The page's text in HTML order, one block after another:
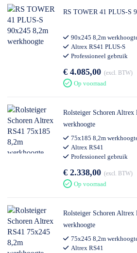
RS TOWER 41 PLUS-S
90x245 8,2m
Altrex RS41 PLUS-S
Professioneel gebruik
€ 4.085,00 excl. BTW
Op voorraad
Rolsteiger Schoren Altrex
werkhoogte
75x185 8,2m
Altrex RS41
Professioneel gebruik
€ 2.338,00 excl. BTW
Op voorraad
Rolsteiger Schoren Altrex
werkhoogte
75x245 8,2m
Altrex RS41